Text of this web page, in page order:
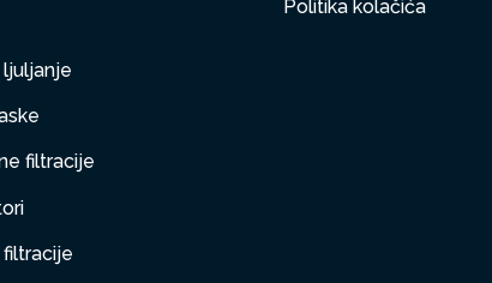
filtracije
Politika kolačića